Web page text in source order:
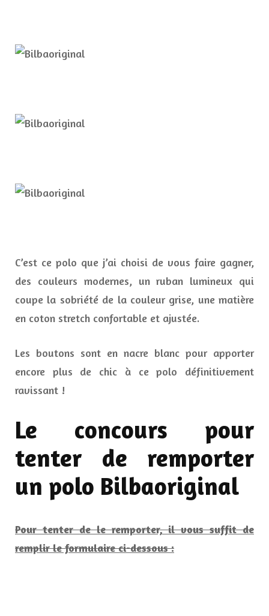
C’est ce polo que j’ai choisi de vous faire gagner,
des couleurs modernes, un ruban lumineux qui
coupe la sobriété de la couleur grise, une matière
en coton stretch confortable et ajustée.
Les boutons sont en nacre blanc pour apporter
encore plus de chic à ce polo définitivement
ravissant !
Le concours pour
tenter de remporter
un polo Bilbaoriginal
Pour tenter de le remporter, il vous suffit de
remplir le formulaire ci-dessous :